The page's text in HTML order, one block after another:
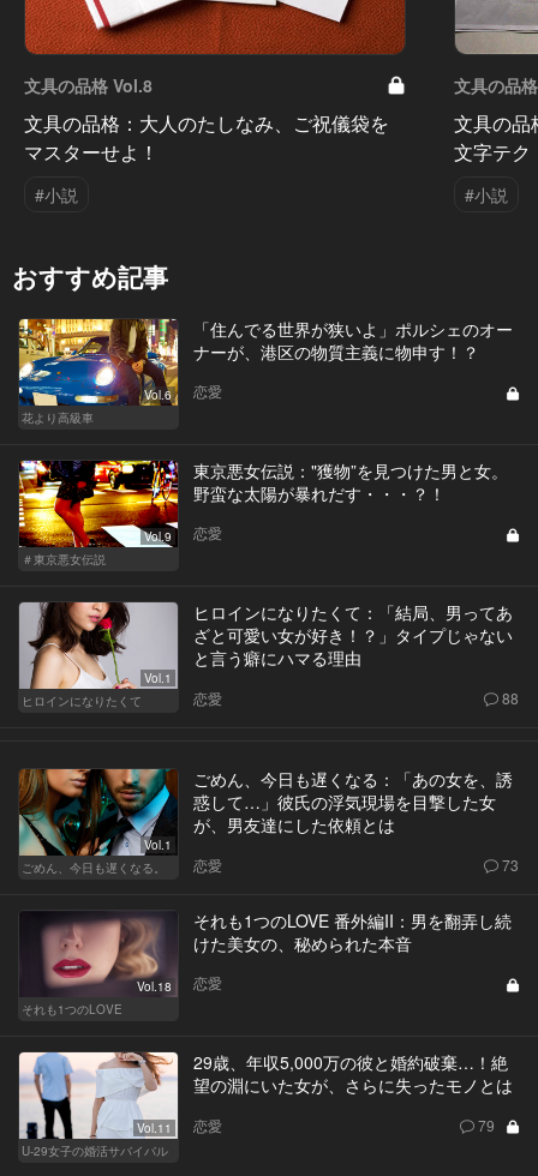
文具の品格 Vol.8
文具の品格：大人のたしなみ、ご祝儀袋を
マスターせよ！
#小説
文具の品
文具の品
文字テク
#小説
おすすめ記事
Vol.6
花より高級車
「住んでる世界が狭いよ」ポルシェのオー
ナーが、港区の物質主義に物申す！？
恋愛
Vol.9
＃東京悪女伝説
東京悪女伝説："獲物”を見つけた男と女。
野蛮な太陽が暴れだす・・・？！
恋愛
Vol.1
ヒロインになりたくて
ヒロインになりたくて：「結局、男ってあ
ざと可愛い女が好き！？」タイプじゃない
と言う癖にハマる理由
恋愛 88
Vol.1
ごめん、今日も遅くなる。
ごめん、今日も遅くなる：「あの女を、誘
惑して…」彼氏の浮気現場を目撃した女
が、男友達にした依頼とは
恋愛 73
Vol.18
それも1つのLOVE
それも1つのLOVE 番外編II：男を翻弄し続
けた美女の、秘められた本音
恋愛
Vol.11
U-29女子の婚活サバイバル
29歳、年収5,000万の彼と婚約破棄…！絶
望の淵にいた女が、さらに失ったモノとは
恋愛 79